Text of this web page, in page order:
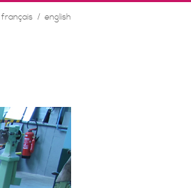
français / english